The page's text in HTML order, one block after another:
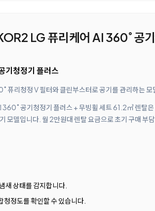
LG 퓨리케어 AI 360˚ 공
기청정기 플러스
퓨리청정 V 필터와 클린부스터로 공기를 관리하는 모
공기청정기 플러스 + 무빙휠 세트 61.2㎡ 렌탈은
모델입니다. 월 2만원대 렌탈 요금으로 초기 구매 부
새 상태를 감지합니다.
청정도를 확인할 수 있습니다.